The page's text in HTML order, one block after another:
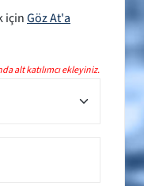
içinGöz At'a
alt katılımcı ekleyiniz.